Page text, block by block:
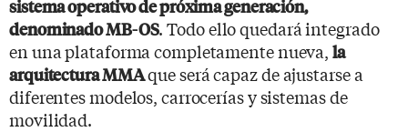
sistema operativo de próxima generación,
denominado MB-OS. Todo ello quedará integrado
en una plataforma completamente nueva,la
arquitectura MMAque será capaz de ajustarse a
diferentes modelos, carrocerías y sistemas de
movilidad.